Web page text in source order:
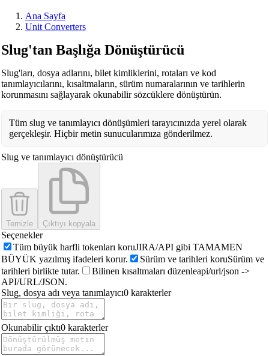
Ana Sayfa
Unit Converters
Slug'tan Başlığa Dönüştürücü
Slug'ları, dosya adlarını, bilet kimliklerini, rotaları ve kod
tanımlayıcılarını, kısaltmaların, sürüm numaralarının ve tarihlerin
korunmasını sağlayarak okunabilir sözcüklere dönüştürün.
Tüm slug ve tanımlayıcı dönüşümleri tarayıcınızda yerel olarak
gerçekleşir. Hiçbir metin sunucularımıza gönderilmez.
Slug ve tanımlayıcı dönüştürücü
Temizle Çıktıyı kopyala
Seçenekler
Tüm büyük harfli tokenları koruJIRA/API gibi TAMAMEN
BÜYÜK yazılmış ifadeleri korur.
Sürüm ve tarihleri koruSürüm ve
tarihleri birlikte tutar.
Bilinen kısaltmaları düzenleapi/url/json ->
API/URL/JSON.
Slug, dosya adı veya tanımlayıcı0 karakterler
Okunabilir çıktı0 karakterler